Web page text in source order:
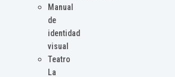
Manual
de
identidad
visual
Teatro
La